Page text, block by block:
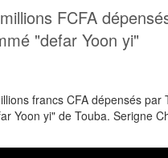
FCFA
"defar Yoon yi"
francs CFA dépensés
Yoon yi" de Touba. Serigne